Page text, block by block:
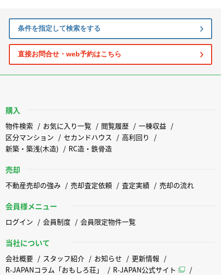
条件を指定して検索をする
直接お問合せ・web予約はこちら
購入
物件検索 お気に入り一覧 閲覧履歴
一棟収益
区分マンション
セカンドハウス
高利回り
新築・築浅(木造)
RC造・鉄骨造
売却
不動産売却の強み 売却査定依頼 査定実績 売却の流れ
会員様メニュー
ログイン 会員制度 会員限定物件一覧
当社について
会社概要 スタッフ紹介 お知らせ
更新情報
R-JAPANコラム「おもしろ荘」
R-JAPAN公式サイト